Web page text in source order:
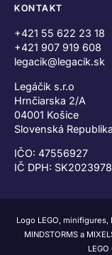
KONTAKT
+421 55 622 23 18
+421 907 919 608
legacik@legacik.sk
Legáčik s.r.o
Hrnčiarska 2/A
04001 Košice
Slovenská Republika
IČO: 47556927
IČ DPH:
Logo LEGO, minifigures,
MINDSTORMS a